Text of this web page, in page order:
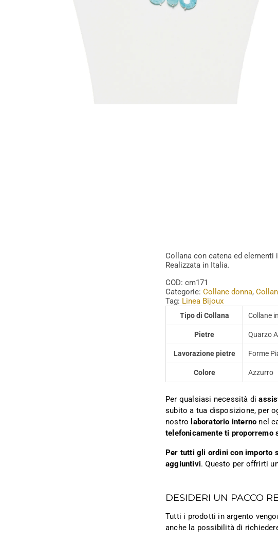
Collana con catena ed elementi
Realizzata in Italia.
COD: cm171
Categorie: Collane donna,
Tag: Linea Bijoux
Tipo di Collana Collane
Pietre Quarzo
Lavorazione pietre Forme
Colore Azzurro
Per qualsiasi necessità di
subito a tua disposizione, per
nostro laboratorio interno nel
telefonicamente ti proporremo
Per tutti gli ordini con importo
aggiuntivi. Questo per offrirti
DESIDERI UN PACCO
Tutti i prodotti in argento
anche la possibilità di